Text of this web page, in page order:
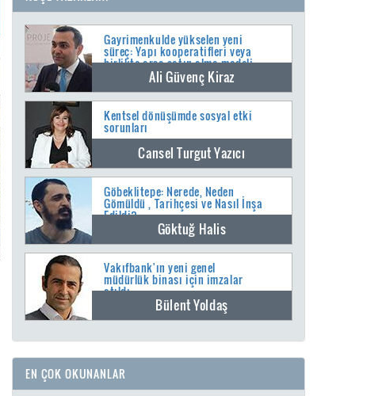
Gayrimenkulde yükselen yeni
süreç: Yapı kooperatifleri veya
birlikte arsa satın alma modeli
Ali Güvenç Kiraz
Kentsel dönüşümde sosyal etki
sorunları
Cansel Turgut Yazıcı
Göbeklitepe: Nerede, Neden
Gömüldü , Tarihçesi ve Nasıl İnşa
Edildi?
Göktuğ Halis
Vakıfbank'ın yeni genel
müdürlük binası için imzalar
atıldı
Bülent Yoldaş
EN ÇOK OKUNANLAR